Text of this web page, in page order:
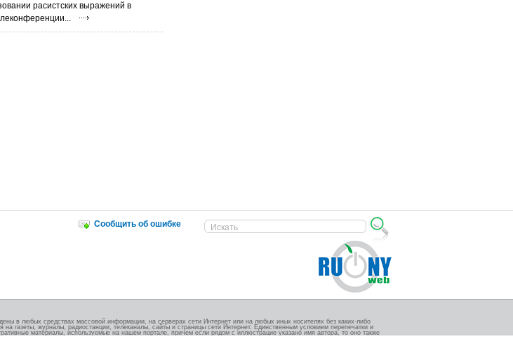
расистских выражений в
Сообщить об ошибке
в любых средствах массовой информации, на серверах сети Интернет или на любых иных носителях без каких-либо
газеты, журналы, радиостанции, телеканалы, сайты и страницы сети Интернет. Единственным условием перепечатки и
материалы, используемые на нашем портале, причем если рядом с иллюстрацие указано имя автора, то оно также